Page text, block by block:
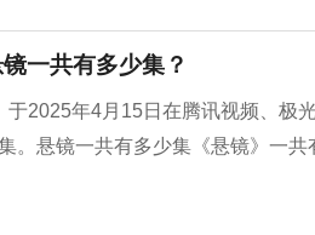
一共有多少集？
于2025年4月15日在腾讯视频、极
。悬镜一共有多少集《悬镜》一